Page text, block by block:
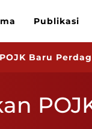
Publikasi
Baru